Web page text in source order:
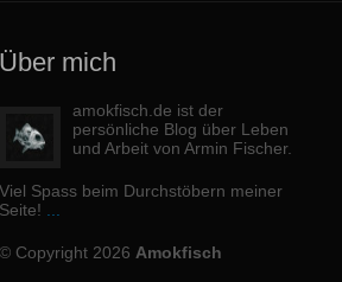
Über mich
amokfisch.de ist der
persönliche Blog über Leben
und Arbeit von Armin Fischer.
Viel Spass beim Durchstöbern meiner
Seite!
© Copyright 2026 Amokfisch